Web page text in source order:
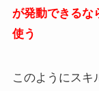
が発動できるな
使う
このようにスキ